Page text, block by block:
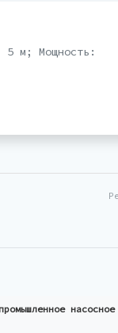
м; Мощность:
промышленное насосное